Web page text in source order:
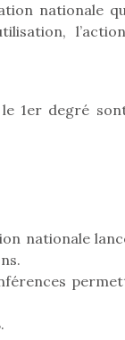
nationale
1er degré
nationale
qu’elles
enfants.
ami,